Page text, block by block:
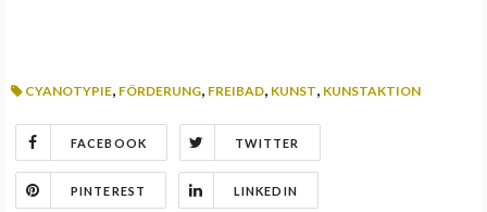
CYANOTYPIE FÖRDERUNG FREIBAD KUNST KUNSTAKTION
FACEBOOK TWITTER
PINTEREST LINKEDIN